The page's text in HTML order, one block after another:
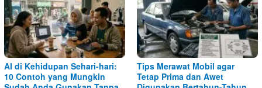
AI di Kehidupan Sehari-hari:
10 Contoh yang Mungkin
Tips Merawat Mobil agar
Tetap Prima dan Awet